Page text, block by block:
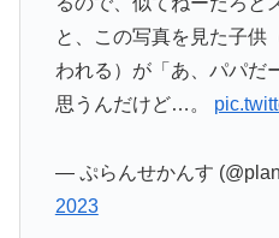
と、この写真を見た子供
われる）が「あ、パパだ
思うんだけど…。
— ぷらんせかんす
2023